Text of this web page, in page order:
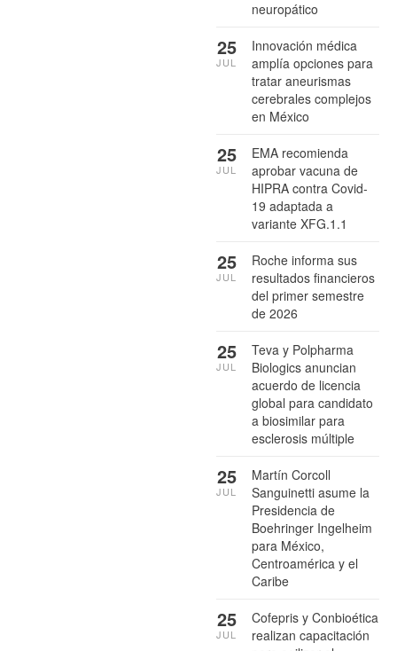
neuropático
Innovación médica
amplía opciones para
tratar aneurismas
cerebrales complejos
en México
25
JUL
EMA recomienda
aprobar vacuna de
HIPRA contra Covid-
19 adaptada a
variante XFG.1.1
25
JUL
Roche informa sus
resultados financieros
del primer semestre
de 2026
25
JUL
Teva y Polpharma
Biologics anuncian
acuerdo de licencia
global para candidato
a biosimilar para
esclerosis múltiple
25
JUL
Martín Corcoll
Sanguinetti asume la
Presidencia de
Boehringer Ingelheim
para México,
Centroamérica y el
Caribe
25
JUL
Cofepris y Conbioética
realizan capacitación
25
JUL